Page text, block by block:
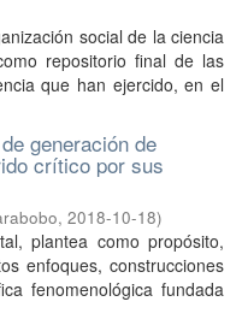
social de la ciencia
repositorio final de las
que han ejercido, en el
generación de
crítico por sus
, 2018-10-18)
plantea como propósito,
enfoques, construcciones
fenomenológica fundada